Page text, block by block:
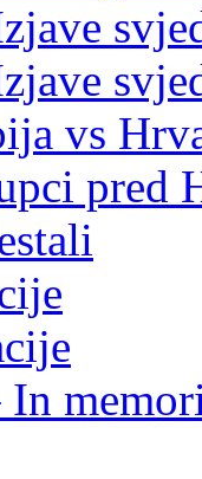
vs
pred
In